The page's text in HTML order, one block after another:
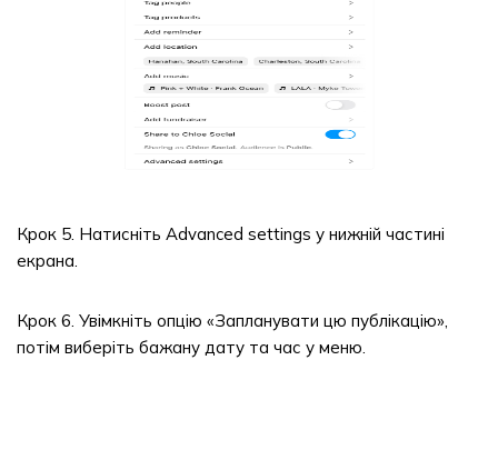
Крок 5. Натисніть Advanced settings у нижній частині
екрана.
Крок 6. Увімкніть опцію «Запланувати цю публікацію»,
потім виберіть бажану дату та час у меню.